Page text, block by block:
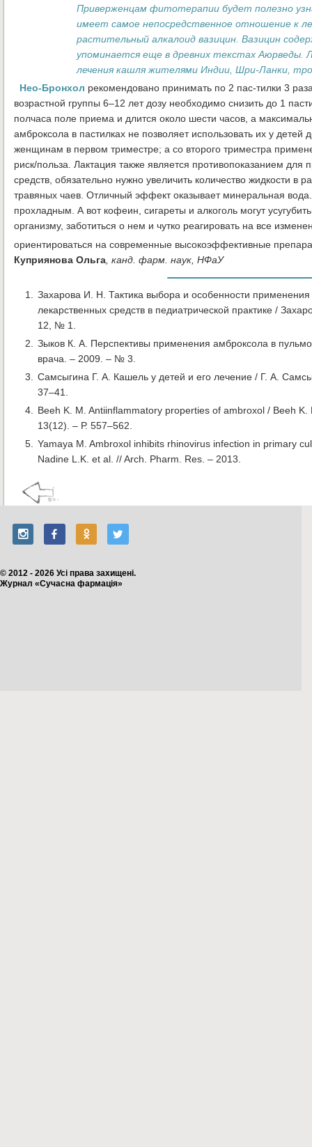
Приверженцам фитотерапии будет полезно
имеет самое непосредственное отношение к
растительный алкалоид вазицин. Вазицин
упоминается еще в древних текстах Аюрведы.
лечения кашля жителями Индии, Шри-Ланки,
Нео-Бронхол рекомендовано принимать по 2 пас-тилки 3
возрастной группы 6–12 лет дозу необходимо снизить до 1
полчаса поле приема и длится около шести часов, а
амброксола в пастилках не позволяет использовать их у детей
женщинам в первом триместре; а со второго триместра
риск/польза. Лактация также является противопоказанием
средств, обязательно нужно увеличить количество жидкости
травяных чаев. Отличный эффект оказывает минеральная
прохладным. А вот кофеин, сигареты и алкоголь могут
организму, заботиться о нем и чутко реагировать на все
ориентироваться на современные высокоэффективные
Куприянова Ольга канд. фарм. наук, НФаУ
Захарова И. Н. Тактика выбора и особенности
лекарственных средств в педиатрической практике /
12, № 1.
Зыков К. А. Перспективы применения амброксола в
врача. – 2009. – № 3.
Самсыгина Г. А. Кашель у детей и его лечение / Г. А.
37–41.
Beeh K. M. Antiinflammatory properties of ambroxol / Beeh
13(12). – Р. 557–562.
Yamaya M. Ambroxol inhibits rhinovirus infection in primary
Nadine L.K. et al. // Arch. Pharm. Res. – 2013.
© 2012 - 2026 Усі права захищені.
Журнал «Сучасна фармація»